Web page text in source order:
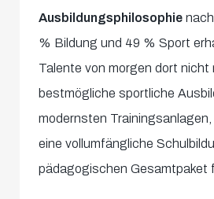
Ausbildungsphilosophie
% Bildung und 49 % Sport
Talente von morgen dort nicht
bestmögliche sportliche
modernsten
eine vollumfängliche
pädagogischen Gesamtpaket